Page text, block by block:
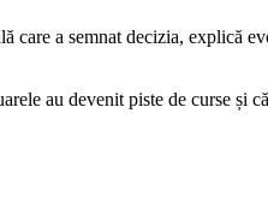
a semnat decizia, explică
au devenit piste de curse și